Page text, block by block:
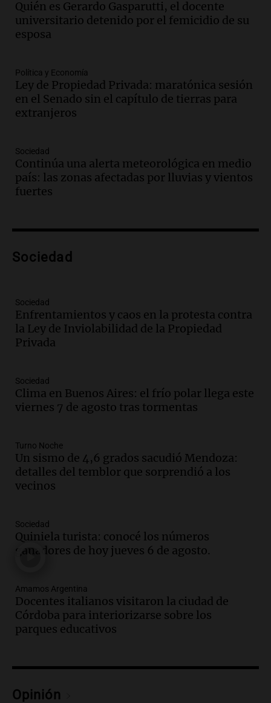
de recaudación en San Luis
Panorama Federal
Episodios
ayuda por problemas de fertilidad y la
ostentación de millonarios
Amamos Argentina
Episodios
avanza con testimonios clave sobre el
accidente en Villa Dolores
Panorama Federal
tributo todos los jueves
Episodios
sea, va a ser lindo”
La Cadena del Gol
Episodios
Audio.
mano es muy peligroso”
La Argentina, hoy
Episodios
sobre los parques educativos
Amamos Argentina
Episodios
Audio.
durante la primavera
Informados al regreso
Episodios
tras fuertes vientos
Panorama Federal
Episodios
Audio.
economía mejorará el próximo año
Episodios
Quién es Gerardo Gasparutti, el docente
universitario detenido por el femicidio de su
esposa
Política y Economía
Ley de Propiedad Privada: maratónica sesión
en el Senado sin el capítulo de tierras para
extranjeros
Sociedad
Continúa una alerta meteorológica en medio
país: las zonas afectadas por lluvias y vientos
fuertes
Sociedad
Sociedad
Enfrentamientos y caos en la protesta contra
la Ley de Inviolabilidad de la Propiedad
Privada
Sociedad
Clima en Buenos Aires: el frío polar llega este
viernes 7 de agosto tras tormentas
Turno Noche
Un sismo de 4,6 grados sacudió Mendoza:
detalles del temblor que sorprendió a los
vecinos
Sociedad
Quiniela turista: conocé los números
ganadores de hoy jueves 6 de agosto.
Amamos Argentina
Docentes italianos visitaron la ciudad de
Córdoba para interiorizarse sobre los
parques educativos
Opinión